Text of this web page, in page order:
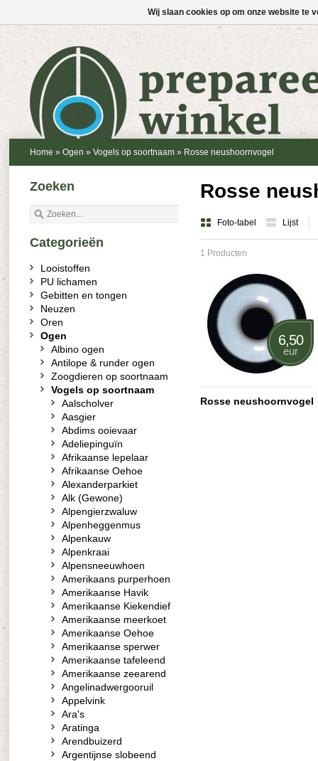
Home » Ogen » Vogels op soortnaam » Rosse neushoornvogel
Rosse
Foto-tabel Lijst
1 Producten
6,50
eur
Rosse neushoornvogel
Zoeken
Categorieën
Looistoffen
PU lichamen
Gebitten en tongen
Neuzen
Oren
Ogen
Albino ogen
Antilope & runder ogen
Zoogdieren op soortnaam
Vogels op soortnaam
Aalscholver
Aasgier
Abdims ooievaar
Adeliepinguïn
Afrikaanse lepelaar
Afrikaanse Oehoe
Alexanderparkiet
Alk (Gewone)
Alpengierzwaluw
Alpenheggenmus
Alpenkauw
Alpenkraai
Alpensneeuwhoen
Amerikaans purperhoen
Amerikaanse Havik
Amerikaanse Kiekendief
Amerikaanse meerkoet
Amerikaanse Oehoe
Amerikaanse sperwer
Amerikaanse tafeleend
Amerikaanse zeearend
Angelinadwergooruil
Appelvink
Ara's
Aratinga
Arendbuizerd
Argentijnse slobeend
Wij slaan cookies op om onze website te